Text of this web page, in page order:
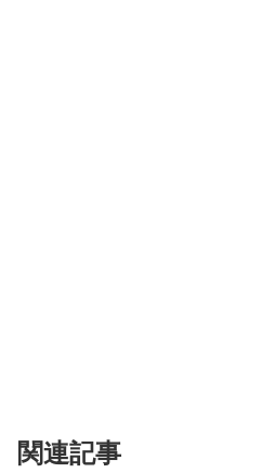
関連記事